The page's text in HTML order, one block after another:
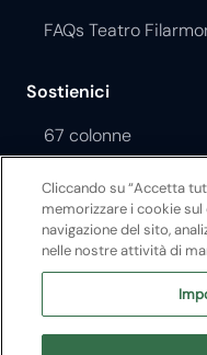
FAQs Teatro
Sostienici
67 colonne
Sponsor&partners
Lavora con noi
Ricerca personale
Cliccando su “Accetta
memorizzare i cookie
navigazione del sito,
nelle nostre attività di